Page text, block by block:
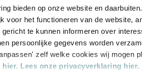
bieden op onze website en
voor het functioneren van de website,
te kunnen informeren over
persoonlijke gegevens worden
zelf welke cookies wij mogen
hier. Lees onze privacyverklaring hier.
wereld. Richard Strauss had meer dan
Staatskapelle. Negen van zijn opera’s
Vandaag presenteren de
dirigent Christian ThielemannEin
Amsterdams tintje: Strauss droeg het
van het Concertgebouworkest.